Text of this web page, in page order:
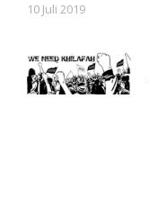
10 Juli 2019